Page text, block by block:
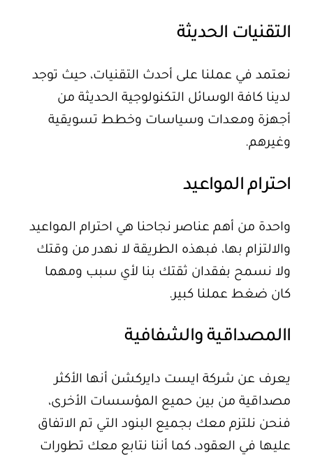
التقنيات الحديثة
نعتمد في عملنا على أحدث التقنيات، حيث توجد
لدينا كافة الوسائل التكنولوجية الحديثة من
أجهزة ومعدات وسياسات وخطط تسويقية
وغيرهم.
احترام المواعيد
واحدة من أهم عناصر نجاحنا هي احترام المواعيد
والالتزام بها، فبهذه الطريقة لا نهدر من وقتك
ولا نسمح بفقدان ثقتك بنا لأي سبب ومهما
كان ضغط عملنا كبير.
االمصداقية والشفافية
يعرف عن شركة ايست دايركشن أنها الأكثر
مصداقية من بين حميع المؤسسات الأخرى،
فنحن نلتزم معك بجميع البنود التي تم الاتفاق
عليها في العقود، كما أننا نتابع معك تطورات